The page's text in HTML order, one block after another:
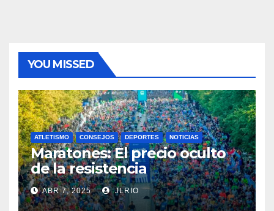
YOU MISSED
ATLETISMO CONSEJOS DEPORTES NOTICIAS
Maratones: El precio oculto
de la resistencia
ABR 7, 2025 JLRIO